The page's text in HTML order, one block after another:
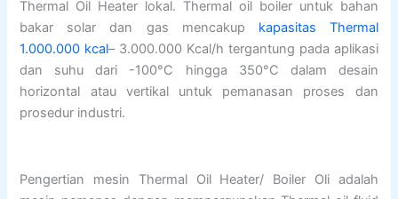
Thermal Oil Heater lokal. Thermal oil boiler untuk bahan
bakar solar dan gas mencakup kapasitas Thermal
1.000.000 kcal– 3.000.000 Kcal/h tergantung pada aplikasi
dan suhu dari -100°C hingga 350°C dalam desain
horizontal atau vertikal untuk pemanasan proses dan
prosedur industri.
Pengertian mesin Thermal Oil Heater/ Boiler Oli adalah